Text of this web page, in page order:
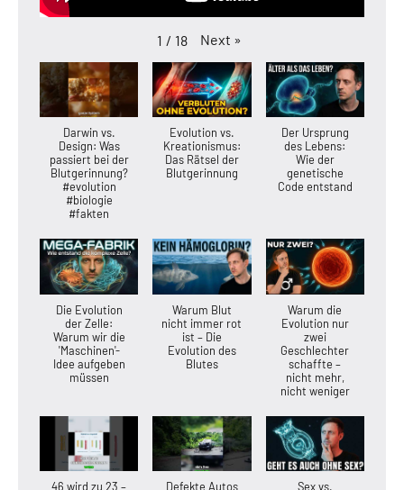
1 / 18 Next »
Darwin vs.
Design: Was
passiert bei der
Blutgerinnung?
#evolution
#biologie
#fakten
Evolution vs.
Kreationismus:
Das Rätsel der
Blutgerinnung
Der Ursprung
des Lebens:
Wie der
genetische
Code entstand
Die Evolution
der Zelle:
Warum wir die
'Maschinen'-
Idee aufgeben
müssen
Warum Blut
nicht immer rot
ist – Die
Evolution des
Blutes
Warum die
Evolution nur
zwei
Geschlechter
schaffte –
nicht mehr,
nicht weniger
46 wird zu 23 –
Defekte Autos
Sex vs.